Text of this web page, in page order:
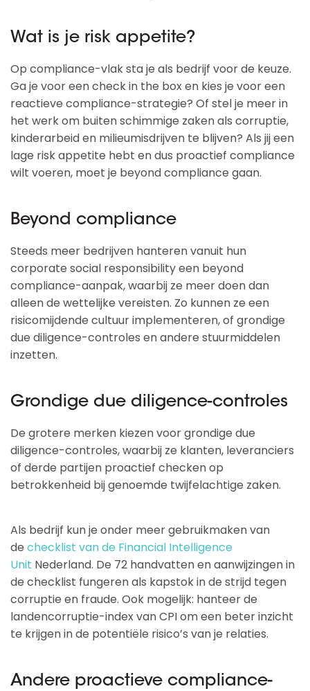
Wat is je risk appetite?
Op compliance-vlak sta je als bedrijf voor de keuze.
Ga je voor een check in the box en kies je voor een
reactieve compliance-strategie? Of stel je meer in
het werk om buiten schimmige zaken als corruptie,
kinderarbeid en milieumisdrijven te blijven? Als jij een
lage risk appetite hebt en dus proactief compliance
wilt voeren, moet je beyond compliance gaan.
Beyond compliance
Steeds meer bedrijven hanteren vanuit hun
corporate social responsibility een beyond
compliance-aanpak, waarbij ze meer doen dan
alleen de wettelijke vereisten. Zo kunnen ze een
risicomijdende cultuur implementeren, of grondige
due diligence-controles en andere stuurmiddelen
inzetten.
Grondige due diligence-controles
De grotere merken kiezen voor grondige due
diligence-controles, waarbij ze klanten, leveranciers
of derde partijen proactief checken op
betrokkenheid bij genoemde twijfelachtige zaken.
Als bedrijf kun je onder meer gebruikmaken van
de checklist van de Financial Intelligence
Unit Nederland. De 72 handvatten en aanwijzingen in
de checklist fungeren als kapstok in de strijd tegen
corruptie en fraude. Ook mogelijk: hanteer de
landencorruptie-index van CPI om een beter inzicht
te krijgen in de potentiële risico’s van je relaties.
Andere proactieve compliance-